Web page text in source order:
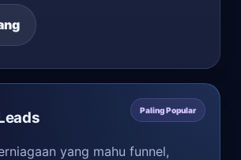
Paling Popular
yang mahu funnel,